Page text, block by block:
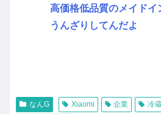
高価格低品質のメイドイ
うんざりしてんだよ
なんG Xiaomi 企業 冷